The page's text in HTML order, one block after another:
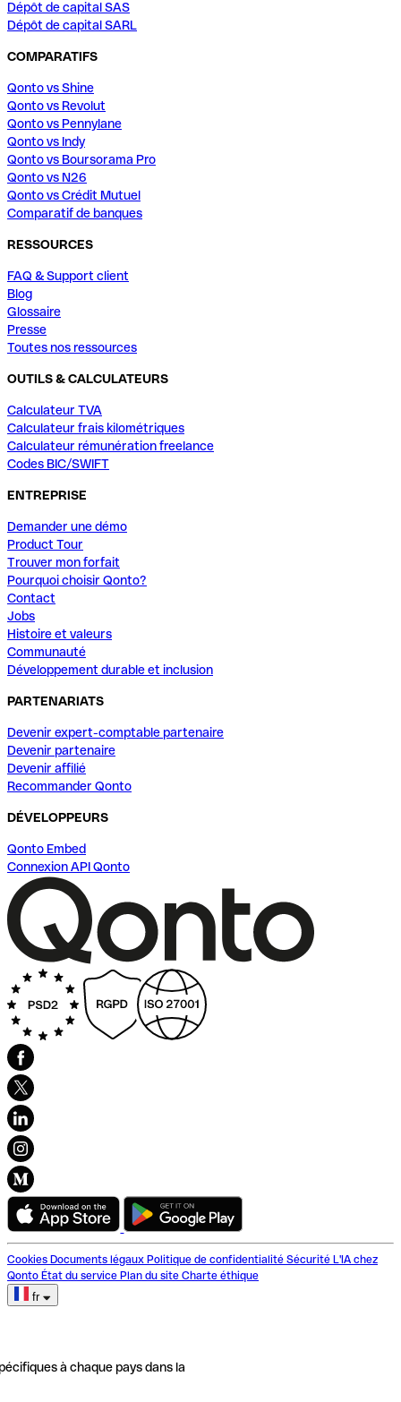
Dépôt de capital SAS
Dépôt de capital SARL
COMPARATIFS
Qonto vs Shine
Qonto vs Revolut
Qonto vs Pennylane
Qonto vs Indy
Qonto vs Boursorama Pro
Qonto vs N26
Qonto vs Crédit Mutuel
Comparatif de banques
RESSOURCES
FAQ & Support client
Blog
Glossaire
Presse
Toutes nos ressources
OUTILS & CALCULATEURS
Calculateur TVA
Calculateur frais kilométriques
Calculateur rémunération freelance
Codes BIC/SWIFT
ENTREPRISE
Demander une démo
Product Tour
Trouver mon forfait
Pourquoi choisir Qonto?
Contact
Jobs
Histoire et valeurs
Communauté
Développement durable et inclusion
PARTENARIATS
Devenir expert-comptable partenaire
Devenir partenaire
Devenir affilié
Recommander Qonto
DÉVELOPPEURS
Qonto Embed
Connexion API Qonto
Cookies Documents légaux Politique de confidentialité Sécurité L'IA chez
Qonto État du service Plan du site Charte éthique
fr
à chaque pays dans la